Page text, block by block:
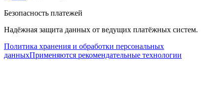
Безопасность платежей
Надёжная защита данных от ведущих платёжных систем.
Политика хранения и обработки персональных
данныхПрименяются рекомендательные технологии